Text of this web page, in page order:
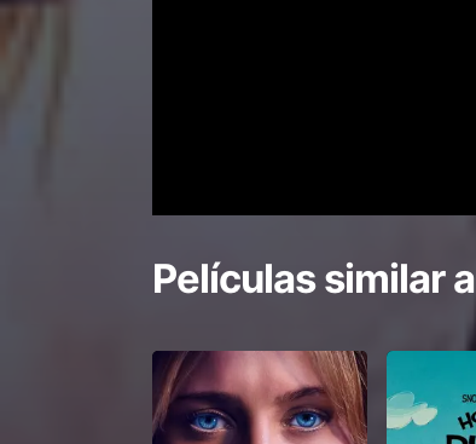
Películas similar a